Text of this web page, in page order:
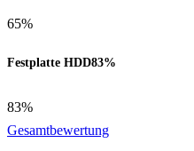
65%
Festplatte HDD83%
83%
Gesamtbewertung